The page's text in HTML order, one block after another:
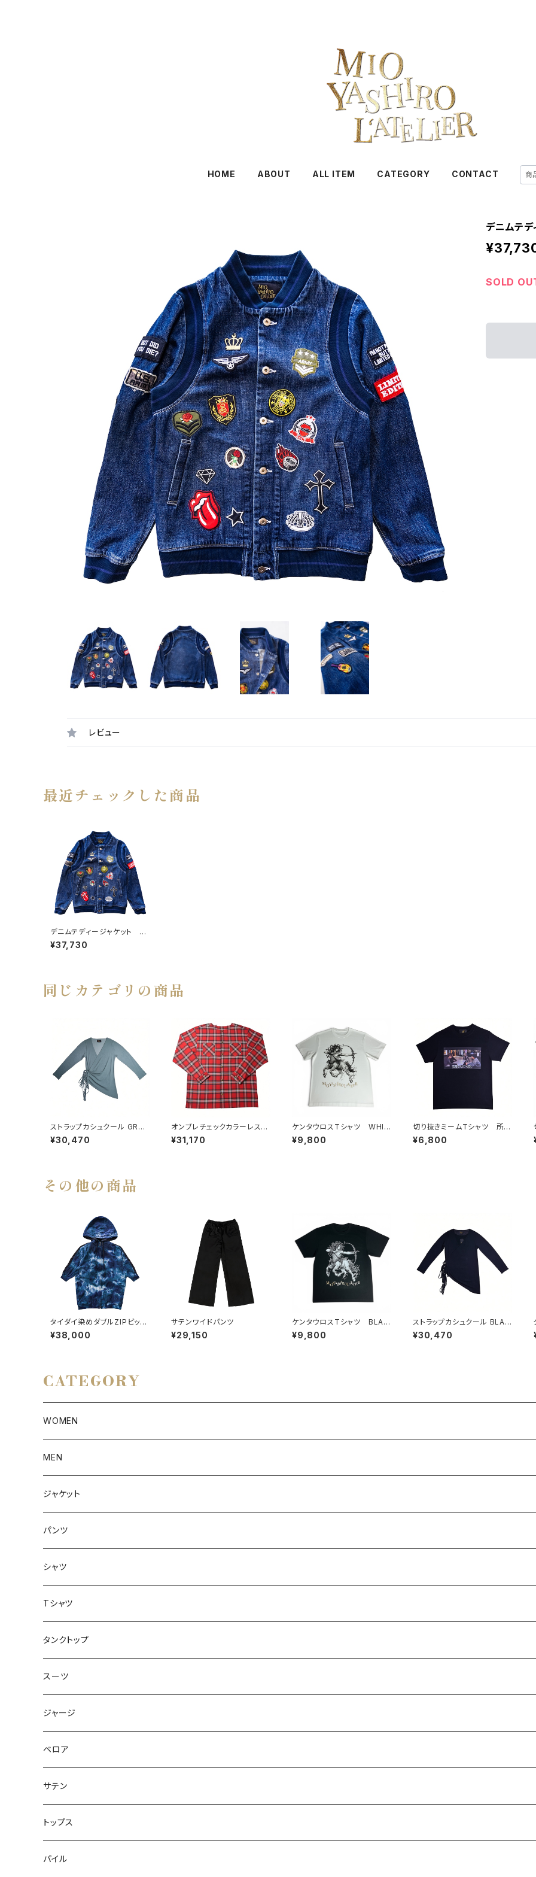
HOME ABOUT ALL ITEM CATEGORY CONTACT
デニムテ
SOLD
レビュー
最近チェックした商品
デニムテディージャケット BL
UE
¥37,730
同じカテゴリの商品
ストラップカシュクール GREE
N
¥30,470
オンブレチェックカラーレスビ
ッグシャツ RED
¥31,170
ケンタウロスTシャツ WHIT
E
¥9,800
切り抜きミームTシャツ 所詮
ホストだし
¥6,800
その他の商品
タイダイ染めダブルZIPビッグ
シルエットフーディー BLUE
¥38,000
サテンワイドパンツ
¥29,150
ケンタウロスTシャツ BLAC
K
¥9,800
ストラップカシュクール BLAC
K
¥30,470
CATEGORY
WOMEN
アウター
ボトムス
トップス
MEN
アウター
インナー
ボトムス
ジャケット
トップス
ジャケット
パンツ
シャツ
Tシャツ
タンクトップ
スーツ
ジャージ
ベロア
サテン
トップス
パイル